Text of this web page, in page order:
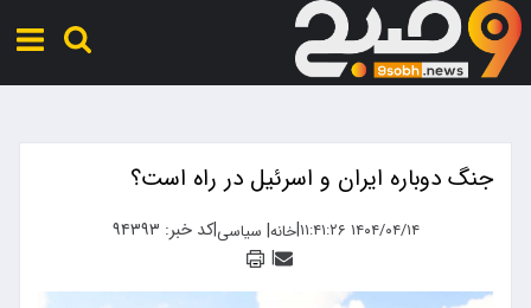
جنگ دوباره ایران و اسرئیل در راه است؟
۱۴۰۴/۰۴/۱۴ ۱۱:۴۱:۲۶ |خانه| سیاسی|کد خبر: ۹۴۳۹۳
|